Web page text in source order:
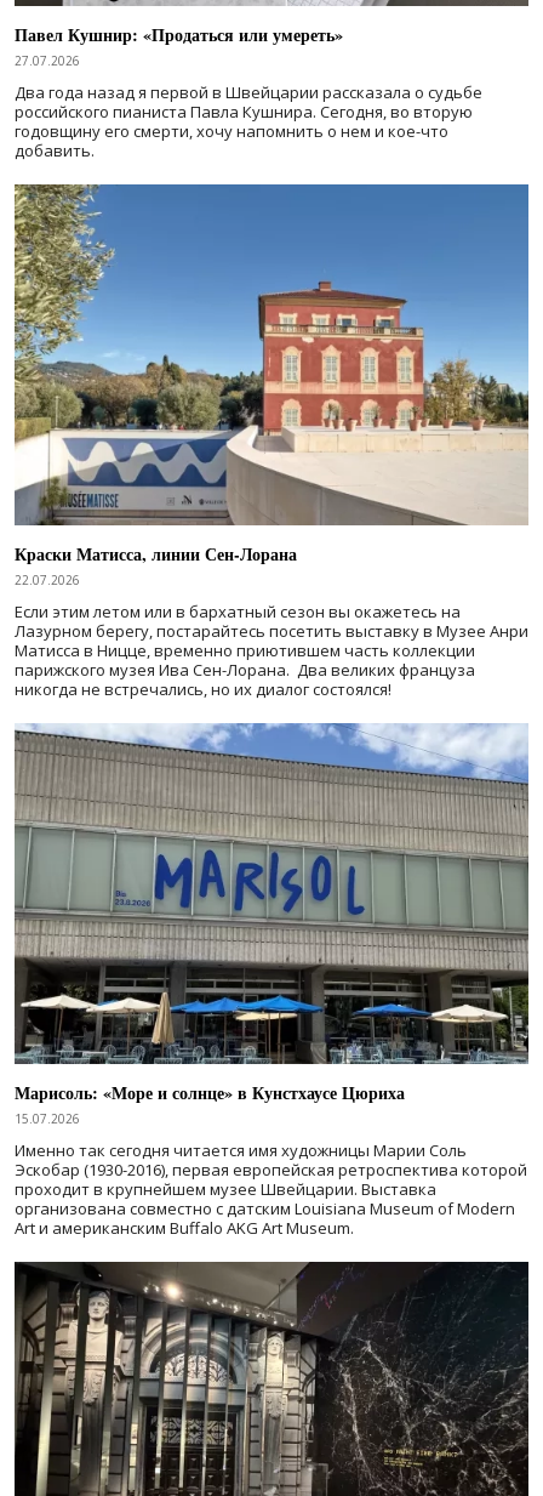
Павел Кушнир: «Продаться или умереть»
27.07.2026
Два года назад я первой в Швейцарии рассказала о судьбе
российского пианиста Павла Кушнира. Сегодня, во вторую
годовщину его смерти, хочу напомнить о нем и кое-что
добавить.
Краски Матисса, линии Сен-Лорана
22.07.2026
Если этим летом или в бархатный сезон вы окажетесь на
Лазурном берегу, постарайтесь посетить выставку в Музее Анри
Матисса в Ницце, временно приютившем часть коллекции
парижского музея Ива Сен-Лорана. Два великих француза
никогда не встречались, но их диалог состоялся!
Марисоль: «Море и солнце» в Кунстхаусе Цюриха
15.07.2026
Именно так сегодня читается имя художницы Марии Соль
Эскобар (1930-2016), первая европейская ретроспектива которой
проходит в крупнейшем музее Швейцарии. Выставка
организована совместно с датским Louisiana Museum of Modern
Art и американским Buffalo AKG Art Museum.